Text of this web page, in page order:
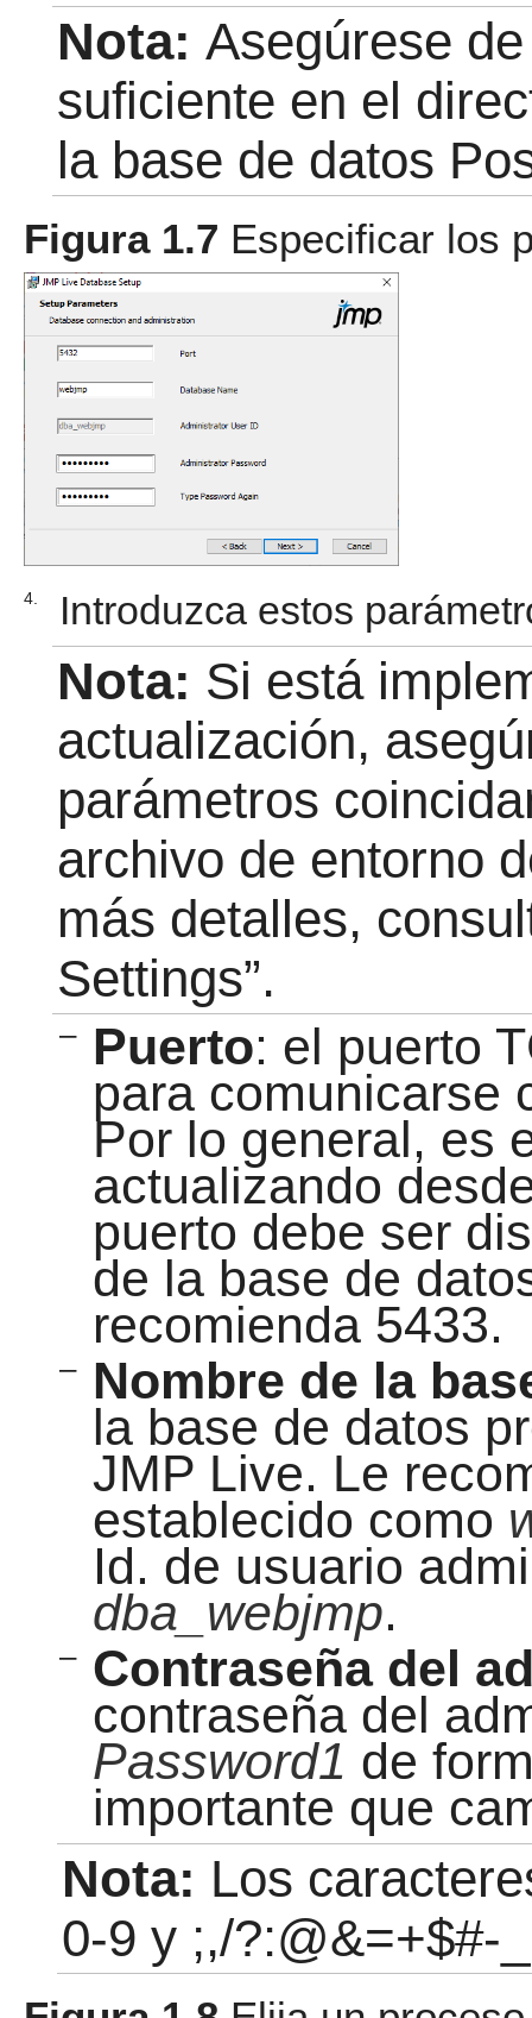
Nota: Asegúrese
suficiente en el
la base de datos
Figura 1.7 Especificar los
4. Introduzca estos
Nota: Si está
actualización,
parámetros
archivo de entorno
más detalles,
Settings”.
– Puerto: el puerto
para comunicarse
Por lo general, es
actualizando
puerto debe ser
de la base de
recomienda 5433.
– Nombre de la
la base de datos
JMP Live. Le
establecido como
Id. de usuario
dba_webjmp.
– Contraseña del
contraseña del
Password1 de
importante que
Nota: Los
0-9 y ;,/?:@&=+$#-